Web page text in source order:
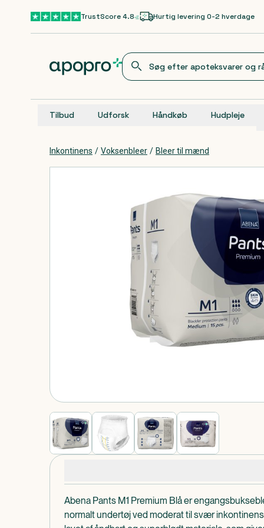
Gå til hovedindholdTrustScore 4.8 Hurtig levering 0-2 hverdage
Tilbud Udforsk Håndkøb Hudpleje
Inkontinens / Voksenbleer / Bleer til mænd
Abena Pants M1 Premium Blå er
normalt undertøj ved moderat til svær